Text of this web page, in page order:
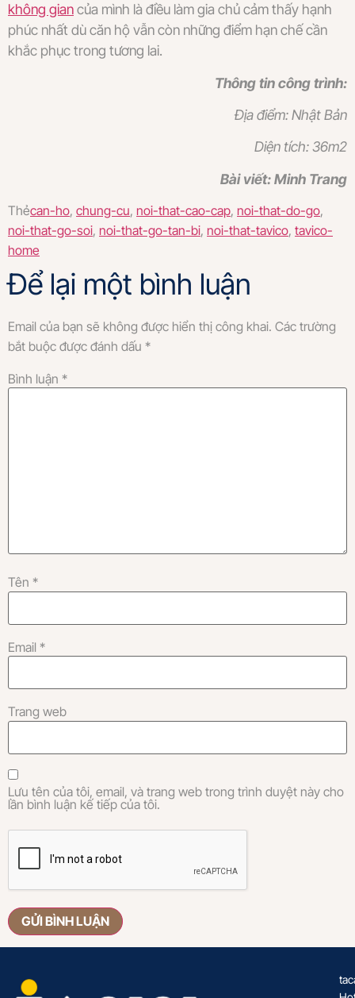
không giancủa mình là điều làm gia chủ cảm thấy hạnh
phúc nhất dù căn hộ vẫn còn những điểm hạn chế cần
khắc phục trong tương lai.
Thông tin công trình:
Địa điểm: Nhật Bản
Diện tích: 36m2
Bài viết: Minh Trang
Thẻcan-ho, chung-cu, noi-that-cao-cap, noi-that-do-go,
noi-that-go-soi, noi-that-go-tan-bi, noi-that-tavico, tavico-
home
Để lại một bình luận
Email của bạn sẽ không được hiển thị công khai. Các trường
bắt buộc được đánh dấu *
Bình luận *
Tên *
Email *
Trang web
Lưu tên của tôi, email, và trang web trong trình duyệt này cho
lần bình luận kế tiếp của tôi.